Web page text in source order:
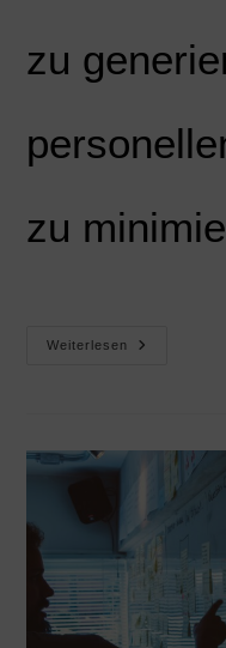
zu
zu
Weiterlesen